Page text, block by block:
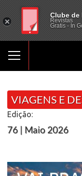
VIAGENS E
Edição:
76 | Maio 2026
Clube de
Revistas
Gratis - In